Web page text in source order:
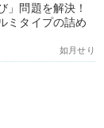
」問題を解決！
ミタイプの詰め
如月せり